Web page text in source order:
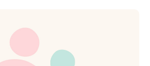
view
more